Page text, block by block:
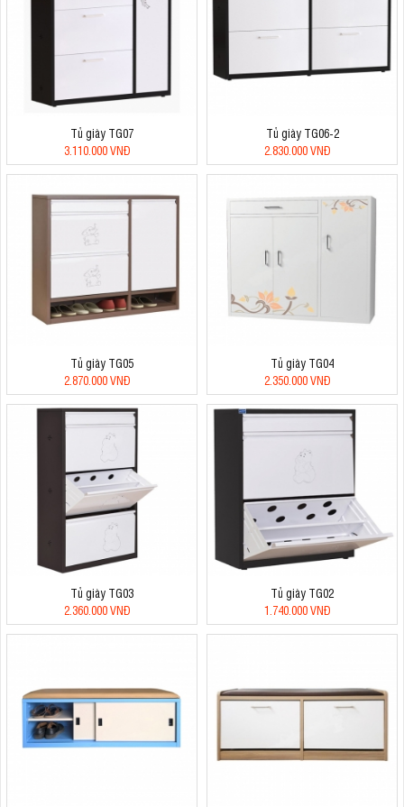
Tủ giày TG07
3.110.000 VNĐ
Tủ giày TG06-2
2.830.000 VNĐ
Tủ giày TG05
2.870.000 VNĐ
Tủ giày TG04
2.350.000 VNĐ
Tủ giày TG03
2.360.000 VNĐ
Tủ giày TG02
1.740.000 VNĐ